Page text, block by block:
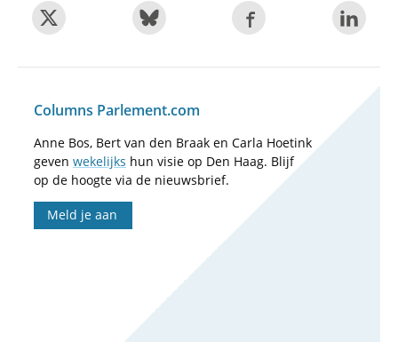
Columns Parlement.com
Anne Bos, Bert van den Braak en Carla Hoetink
geven wekelijks hun visie op Den Haag. Blijf
op de hoogte via de nieuwsbrief.
Meld je aan